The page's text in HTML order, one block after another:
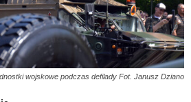
wojskowe podczas defilady Fot. Janusz Dziano